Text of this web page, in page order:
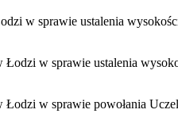
w sprawie ustalenia
w sprawie ustalenia
w sprawie powołania